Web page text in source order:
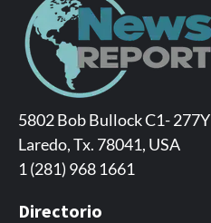
5802 Bob Bullock C1- 277Y
Laredo, Tx. 78041, USA
1 (281) 968 1661
Directorio